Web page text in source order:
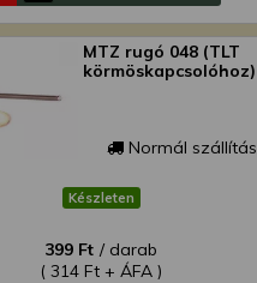
MTZ rugó 048 (TLT
körmöskapcsolóhoz)
Normál szállítás
Készleten
399 Ft / darab
( 314 Ft + ÁFA )